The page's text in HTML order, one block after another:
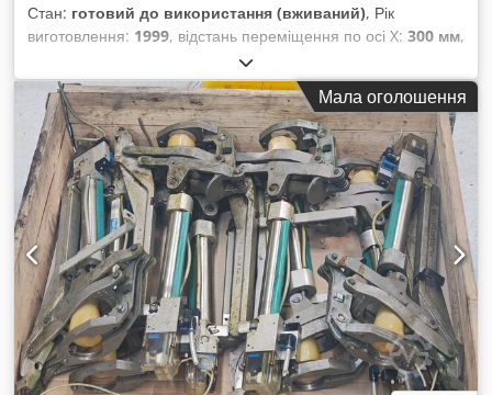
Стан: готовий до використання (вживаний), Рік
виготовлення: 1999, відстань переміщення по осі X: 300 мм,
відстань переміщення по осі Y:
переміщення осі Z:250 мм, Pionовий фрезерний центр
Chiron FZ08W Fanuc 21i-M Максимальна швидкість
обертання: 15 000 об/хв Охолодження через шпиндель під
високим тиском Переміщення по осях: X = 300 мм Y = 250
мм Z = 250 мм Верстат був виготовлений з двома
четвертими осями Peiseler RT 100, але зараз ці осі
демонтовані. Посадка інструмента: HSK 32 Автоматичний
змінник інструментів: 24 позиції Верстат працює на
виробництві і доступний для огляду у будь-який час.
Обладнання у дуже доброму технічному стані. Надаю 3-
місячну гарантію на запуск. Cedpfxexd T Rzs Abboha
Мала оголошення